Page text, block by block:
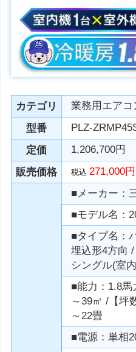
カテゴリ
業務用エアコ
型番
PLZ-
定価
1,206,700円
販売価格
税込271,000円
■メーカー：
■モデル名：
■タイプ名：
埋込形4方向
シングル(室
■能力：1.8馬
～39㎡ /【坪
～22畳
■電源：単相